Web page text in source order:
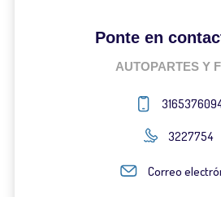
Ponte en
AUTOPARTES Y
3227754
Correo